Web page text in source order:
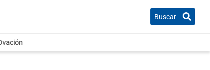
Buscar